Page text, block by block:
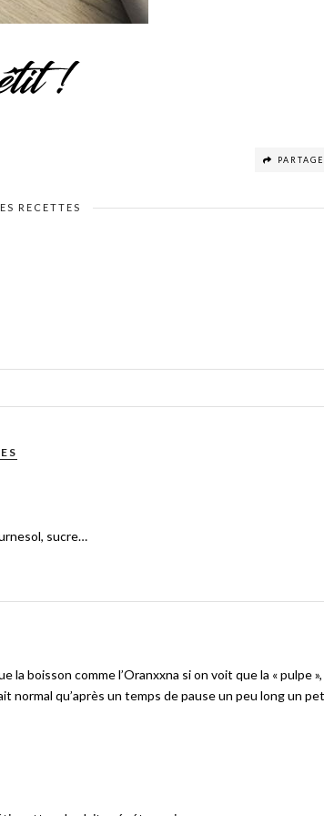
RECETTES
sucre…
la boisson comme l’Oranxxna si on voit que la « pulpe »,
normal qu’après un temps de pause un peu long un